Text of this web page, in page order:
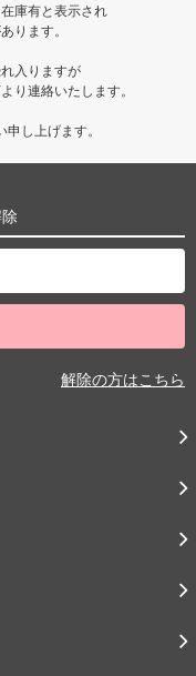
庫有と表示され
ります。
入りますが
り連絡いたします。
し上げます。
解除の方はこちら